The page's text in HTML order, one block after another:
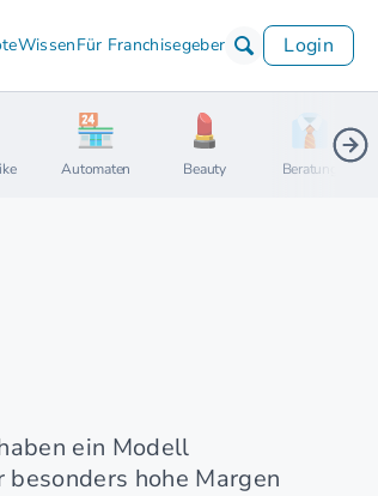
WissenFür Franchisegeber Login
Automaten Beauty Beratung
ein Modell
hohe Margen